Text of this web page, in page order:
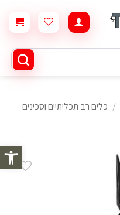
פתח
/ כלים רב תכליתיים וסכינים